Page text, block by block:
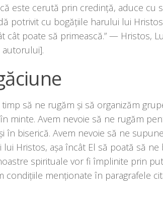
este ceru­tă prin cre­din­ță, adu­ce cu
potri­vit cu bogă­ți­i­le haru­lui lui
cât poa­te să pri­meas­că.” — Hristos,
autorului].
să ne rugăm şi să orga­ni­zăm
min­te. Avem nevo­ie să ne rugăm
în bise­ri­că. Avem nevo­ie să ne
Hristos, aşa încât El să poa­tă să
spi­ri­tu­a­le vor fi împli­ni­te prin
con­di­ţi­i­le menţio­na­te în para­gra­fe­le